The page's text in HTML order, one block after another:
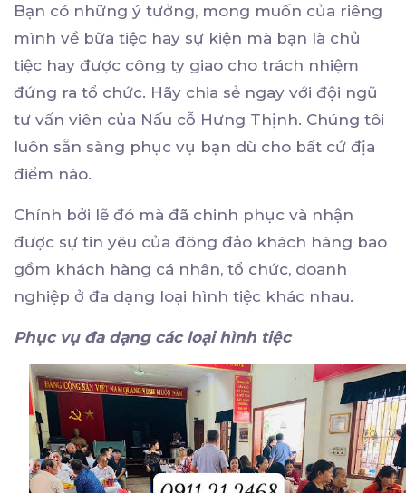
Bạn có những ý tưởng, mong muốn của riêng
mình về bữa tiệc hay sự kiện mà bạn là chủ
tiệc hay được công ty giao cho trách nhiệm
đứng ra tổ chức. Hãy chia sẻ ngay với đội ngũ
tư vấn viên của Nấu cỗ Hưng Thịnh. Chúng tôi
luôn sẵn sàng phục vụ bạn dù cho bất cứ địa
điểm nào.
Chính bởi lẽ đó mà đã chinh phục và nhận
được sự tin yêu của đông đảo khách hàng bao
gồm khách hàng cá nhân, tổ chức, doanh
nghiệp ở đa dạng loại hình tiệc khác nhau.
Phục vụ đa dạng các loại hình tiệc